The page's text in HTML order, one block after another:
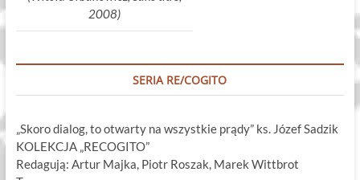
2008)
SERIA RE/COGITO
„Skoro dialog, to otwarty na wszystkie prądy” ks. Józef Sadzik
KOLEKCJA „RECOGITO”
Redagują: Artur Majka, Piotr Roszak, Marek Wittbrot